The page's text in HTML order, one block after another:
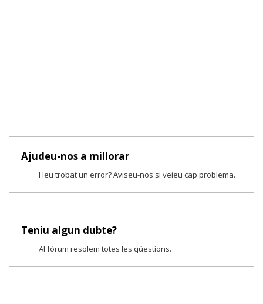
Ajudeu-nos a millorar
Heu trobat un error? Aviseu-nos si veieu cap problema.
Teniu algun dubte?
Al fòrum resolem totes les qüestions.